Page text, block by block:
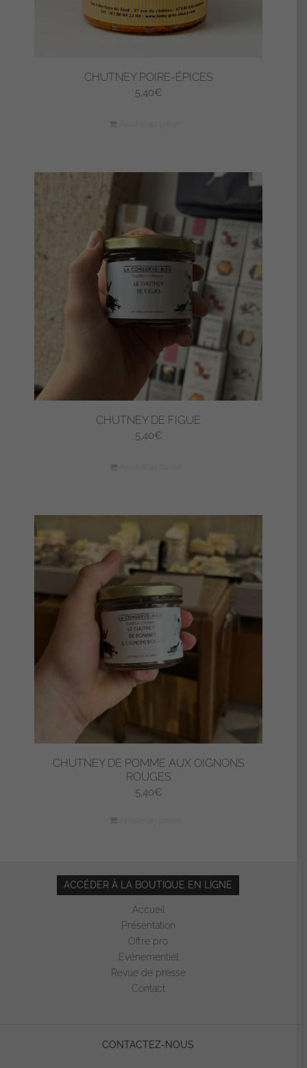
CHUTNEY POIRE-ÉPICES
5,40€
CHUTNEY DE FIGUE
5,40€
CHUTNEY DE POMME AUX OIGNONS
ROUGES
5,40€
ACCÉDER À LA BOUTIQUE EN LIGNE
Accueil
Présentation
Offre pro
Evénementiel
Revue de presse
Contact
CONTACTEZ-NOUS